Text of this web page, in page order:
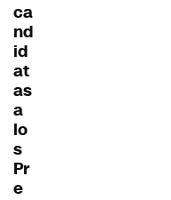
ca
nd
id
at
as
a
lo
s
Pr
e